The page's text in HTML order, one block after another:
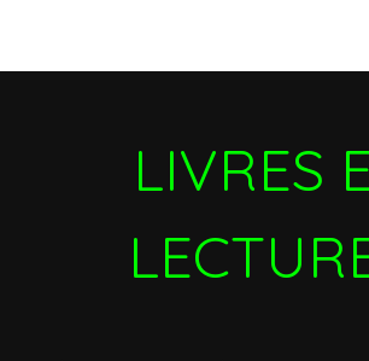
LIVRES